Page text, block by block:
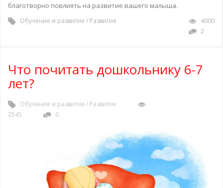
благотворно повлиять на развитие вашего малыша.
Обучение и развитие / Развитие
4000
2
Что почитать дошкольнику 6-7
лет?
Обучение и развитие / Развитие
2545
0